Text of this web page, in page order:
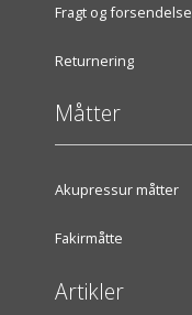
Fragt og forsendelse
Returnering
Måtter
Akupressur måtter
Fakirmåtte
Artikler